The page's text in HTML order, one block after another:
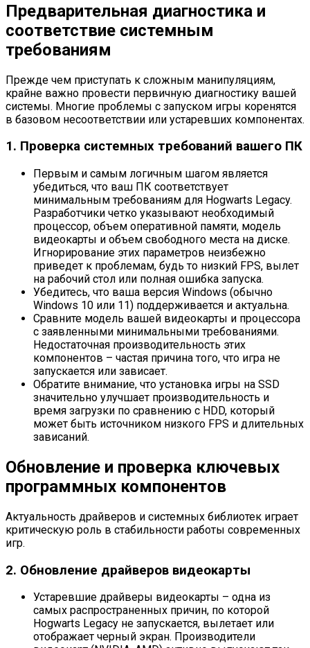
Предварительная диагностика и
соответствие системным
требованиям
Прежде чем приступать к сложным манипуляциям,
крайне важно провести первичную диагностику вашей
системы. Многие проблемы с запуском игры коренятся
в базовом несоответствии или устаревших компонентах.
1. Проверка системных требований вашего ПК
Первым и самым логичным шагом является
убедиться, что ваш ПК соответствует
минимальным требованиям для Hogwarts Legacy.
Разработчики четко указывают необходимый
процессор, объем оперативной памяти, модель
видеокарты и объем свободного места на диске.
Игнорирование этих параметров неизбежно
приведет к проблемам, будь то низкий FPS, вылет
на рабочий стол или полная ошибка запуска.
Убедитесь, что ваша версия Windows (обычно
Windows 10 или 11) поддерживается и актуальна.
Сравните модель вашей видеокарты и процессора
с заявленными минимальными требованиями.
Недостаточная производительность этих
компонентов – частая причина того, что игра не
запускается или зависает.
Обратите внимание, что установка игры на SSD
значительно улучшает производительность и
время загрузки по сравнению с HDD, который
может быть источником низкого FPS и длительных
зависаний.
Обновление и проверка ключевых
программных компонентов
Актуальность драйверов и системных библиотек играет
критическую роль в стабильности работы современных
игр.
2. Обновление драйверов видеокарты
Устаревшие драйверы видеокарты – одна из
самых распространенных причин, по которой
Hogwarts Legacy не запускается, вылетает или
отображает черный экран. Производители